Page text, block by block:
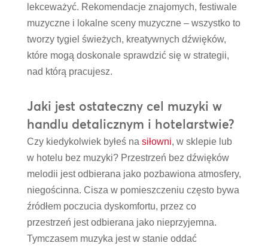
lekceważyć. Rekomendacje znajomych, festiwale
muzyczne i lokalne sceny muzyczne – wszystko to
tworzy tygiel świeżych, kreatywnych dźwięków,
które mogą doskonale sprawdzić się w strategii,
nad którą pracujesz.
Jaki jest ostateczny cel muzyki w
handlu detalicznym i hotelarstwie?
Czy kiedykolwiek byłeś na siłowni, w sklepie lub
w hotelu bez muzyki? Przestrzeń bez dźwięków
melodii jest odbierana jako pozbawiona atmosfery,
niegościnna. Cisza w pomieszczeniu często bywa
źródłem poczucia dyskomfortu, przez co
przestrzeń jest odbierana jako nieprzyjemna.
Tymczasem muzyka jest w stanie oddać